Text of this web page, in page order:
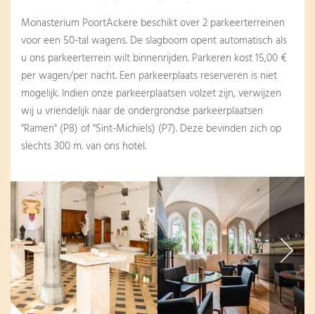
Monasterium PoortAckere beschikt over 2 parkeerterreinen
voor een 50-tal wagens. De slagboom opent automatisch als
u ons parkeerterrein wilt binnenrijden. Parkeren kost 15,00 €
per wagen/per nacht. Een parkeerplaats reserveren is niet
mogelijk. Indien onze parkeerplaatsen volzet zijn, verwijzen
wij u vriendelijk naar de ondergrondse parkeerplaatsen
"Ramen" (P8) of "Sint-Michiels) (P7). Deze bevinden zich op
slechts 300 m. van ons hotel.